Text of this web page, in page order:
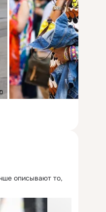
описывают то,